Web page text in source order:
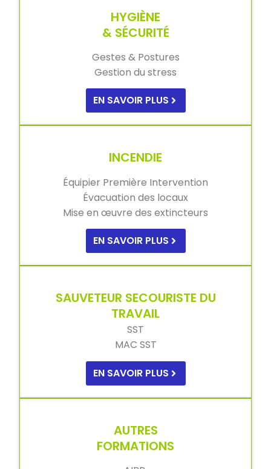
HYGIÈNE
& SÉCURITÉ
Gestes & Postures
Gestion du stress
EN SAVOIR PLUS
INCENDIE
Équipier Première Intervention
Évacuation des locaux
Mise en œuvre des extincteurs
EN SAVOIR PLUS
SAUVETEUR SECOURISTE DU
TRAVAIL
SST
MAC SST
EN SAVOIR PLUS
AUTRES
FORMATIONS